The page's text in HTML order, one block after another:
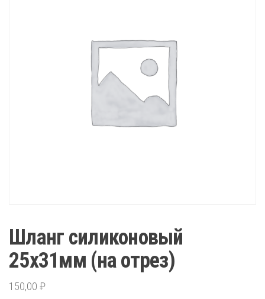
Шланг силиконовый
25х31мм (на отрез)
150,00 ₽